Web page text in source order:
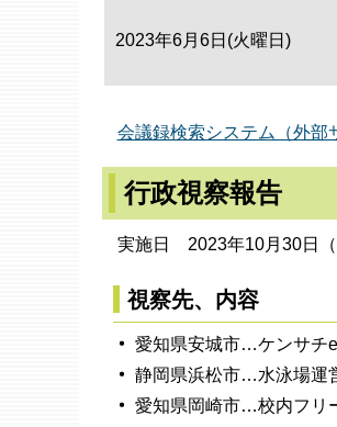
2023年6月6日(火曜日)
会議録検索システム（外部
行政視察報告
実施日 2023年10月30日（
視察先、内容
愛知県安城市…ケンサチ
静岡県浜松市…水泳場運
愛知県岡崎市…校内フリ